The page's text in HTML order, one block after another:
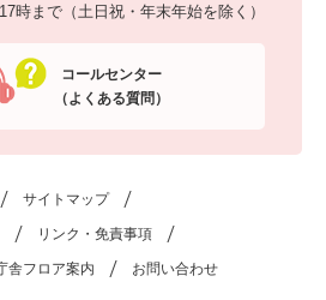
時まで（土日祝・年末年始を除く）
コールセンター
（よくある質問）
サイトマップ
リンク・免責事項
舎フロア案内 お問い合わせ